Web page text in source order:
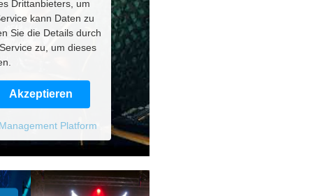
Drittanbieters, um
kann Daten zu
Sie die Details durch
zu, um dieses
Akzeptieren
Platform